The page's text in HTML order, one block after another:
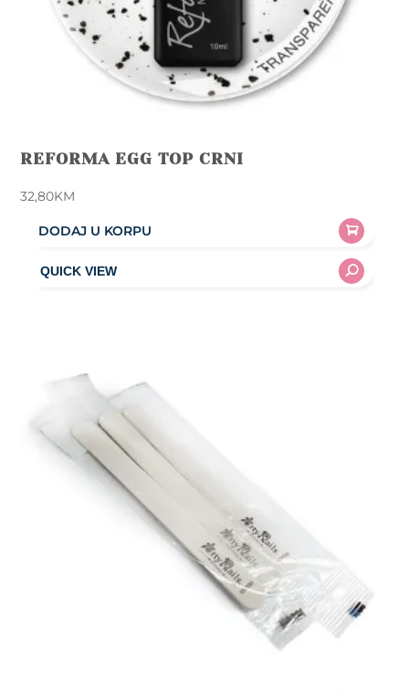
REFORMA EGG TOP CRNI
32,80KM
DODAJ U KORPU